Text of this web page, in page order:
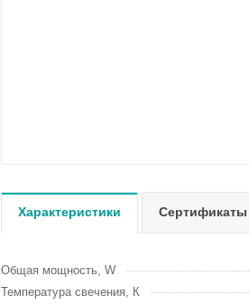
Характеристики Сертификаты
Общая мощность, W
Температура свечения, К